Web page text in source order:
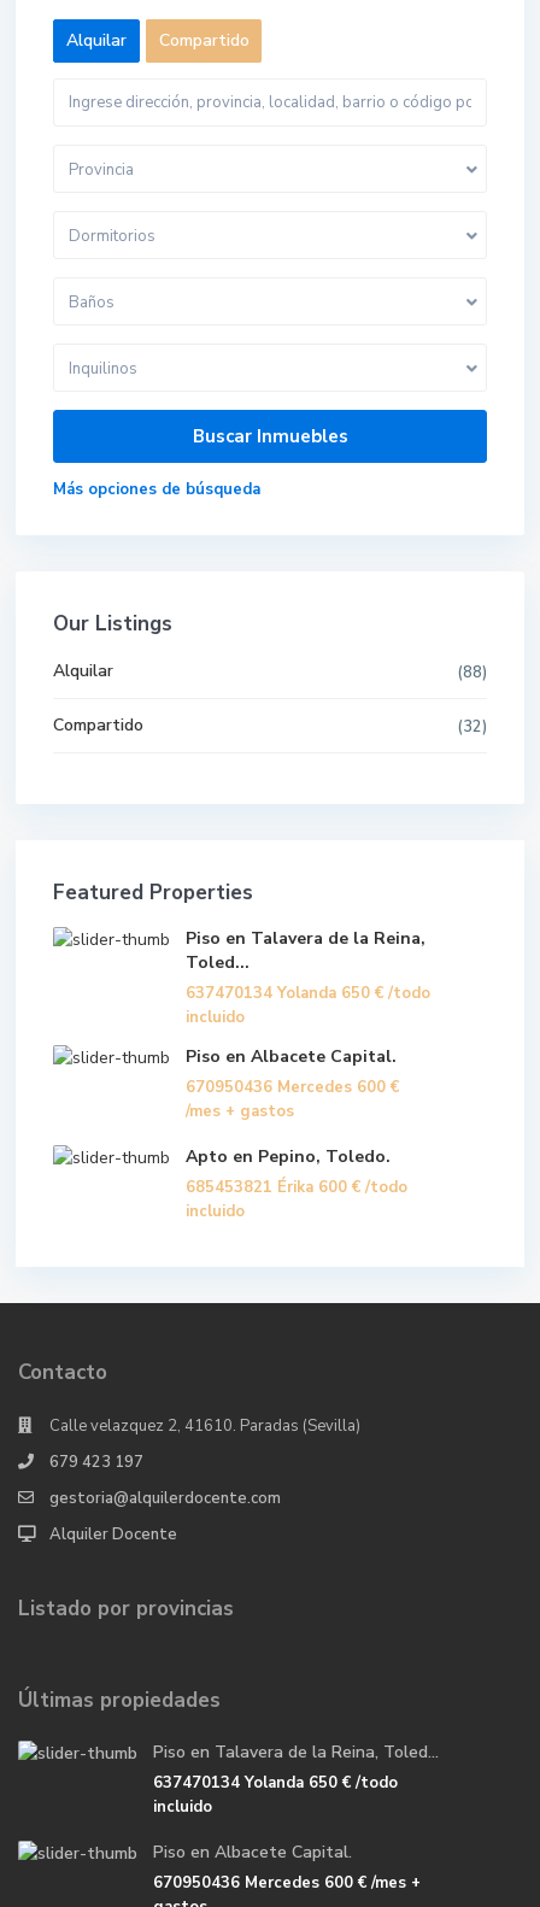
Alquilar Compartido
Provincia
Dormitorios
Baños
Inquilinos
Más opciones de búsqueda
Our Listings
Alquilar (88)
Compartido (32)
Featured Properties
Piso en Talavera de la Reina,
Toled...
637470134 Yolanda 650 € /todo
incluido
Piso en Albacete Capital.
670950436 Mercedes 600 €
/mes + gastos
Apto en Pepino, Toledo.
685453821 Érika 600 € /todo
incluido
Contacto
Calle velazquez 2, 41610. Paradas (Sevilla)
679 423 197
gestoria@alquilerdocente.com
Alquiler Docente
Listado por provincias
Últimas propiedades
Piso en Talavera de la Reina, Toled...
637470134 Yolanda 650 €/todo
incluido
Piso en Albacete Capital.
670950436 Mercedes 600 €/mes +